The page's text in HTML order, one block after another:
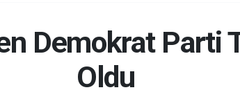
Demokrat Parti
Oldu